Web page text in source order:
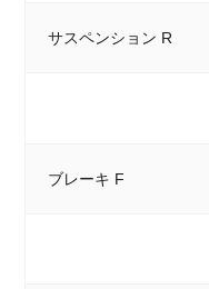
サスペンション R
ブレーキ F